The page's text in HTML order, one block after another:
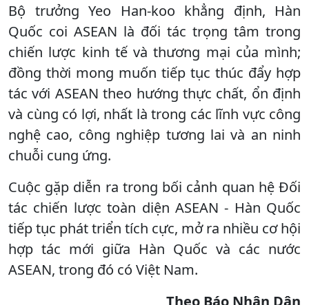
Bộ trưởng Yeo Han-koo khẳng định, Hàn
Quốc coi ASEAN là đối tác trọng tâm trong
chiến lược kinh tế và thương mại của mình;
đồng thời mong muốn tiếp tục thúc đẩy hợp
tác với ASEAN theo hướng thực chất, ổn định
và cùng có lợi, nhất là trong các lĩnh vực công
nghệ cao, công nghiệp tương lai và an ninh
chuỗi cung ứng.
Cuộc gặp diễn ra trong bối cảnh quan hệ Đối
tác chiến lược toàn diện ASEAN - Hàn Quốc
tiếp tục phát triển tích cực, mở ra nhiều cơ hội
hợp tác mới giữa Hàn Quốc và các nước
ASEAN, trong đó có Việt Nam.
Theo Báo Nhân Dân